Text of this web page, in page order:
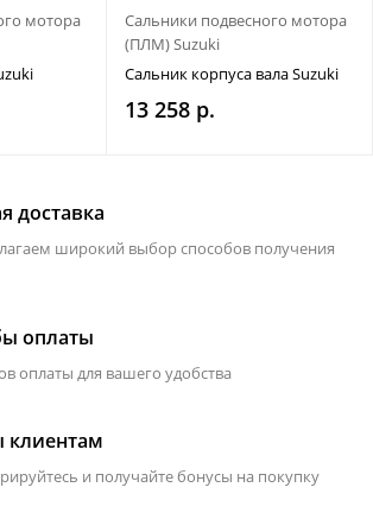
мотора
Сальники подвесного мотора
(ПЛМ) Suzuki
Сальник корпуса вала Suzuki
13 258 р.
доставка
широкий выбор способов получения
оплаты
оплаты для вашего удобства
клиентам
и получайте бонусы на покупку